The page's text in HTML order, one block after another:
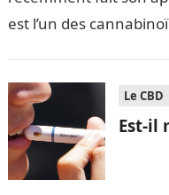
est l’un des
Le CBD
Est-il